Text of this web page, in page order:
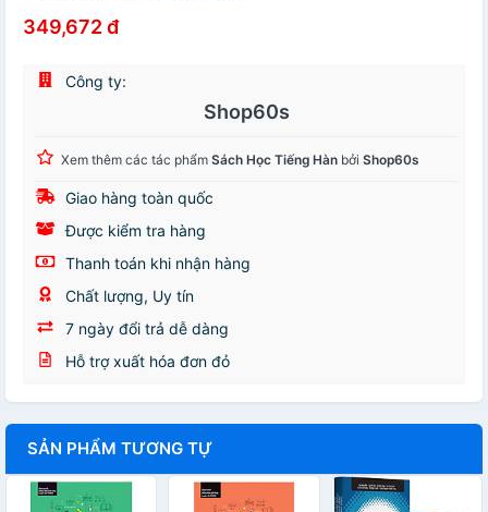
349,672 đ
Công ty:
Shop60s
Xem thêm các tác phẩm Sách Học Tiếng Hàn bởi Shop60s
Giao hàng toàn quốc
Được kiểm tra hàng
Thanh toán khi nhận hàng
Chất lượng, Uy tín
7 ngày đổi trả dễ dàng
Hỗ trợ xuất hóa đơn đỏ
SẢN PHẨM TƯƠNG TỰ